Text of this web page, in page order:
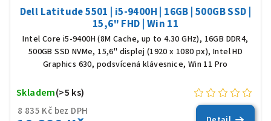
Dell Latitude 5501 | i5-9400H | 16GB | 500GB SSD |
15,6" FHD | Win 11
Intel Core i5-9400H (8M Cache, up to 4.30 GHz), 16GB DDR4,
500GB SSD NVMe, 15,6" displej (1920 x 1080 px), Intel HD
Graphics 630, podsvícená klávesnice, Win 11 Pro
8 835 Kč bez DPH
Skladem(>5 ks)